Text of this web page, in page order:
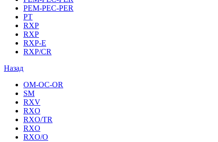
PEM-PEC-PER
PT
RXP
RXP
RXP-E
RXP/CR
Назад
OM-OC-OR
SM
RXV
RXO
RXO/TR
RXO
RXO/O